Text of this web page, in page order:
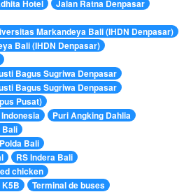
Hotel
Jalan Ratna Denpasar
Markandeya Bali (IHDN Denpasar)
Bali (IHDN Denpasar)
Bagus Sugriwa Denpasar
Bagus Sugriwa Denpasar
Pusat)
Puri Angking Dahlia
Bali
Bali
RS Indera Bali
chicken
K5B
Terminal de buses